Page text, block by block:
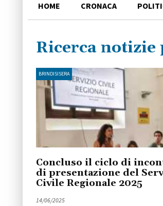
HOME CRONACA
Ricerca
BRINDISISERA
Concluso il ciclo di
di presentazione del
Civile Regionale 2025
14/06/2025